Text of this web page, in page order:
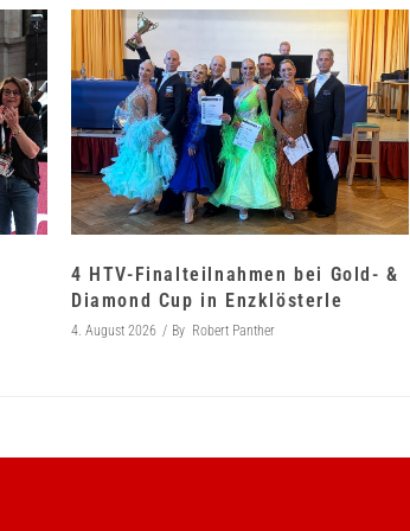
4 HTV-Finalteilnahmen bei Gold- &
Diamond Cup in Enzklösterle
4. August 2026 By Robert Panther